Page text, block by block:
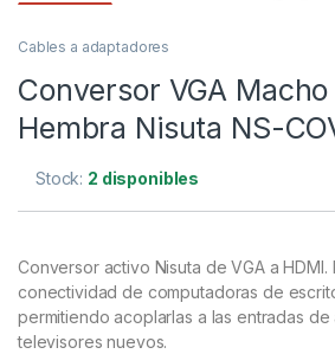
Cables a adaptadores
Conversor VGA Macho
Hembra Nisuta NS-
Stock: 2 disponibles
Conversor activo Nisuta de VGA a HDMI.
conectividad de computadoras de
permitiendo acoplarlas a las entradas
televisores nuevos.